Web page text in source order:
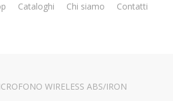
Cataloghi Chi siamo Contatti
WIRELESS ABS/IRON